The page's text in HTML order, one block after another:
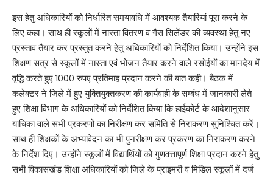
इस हेतु अधिकारियों को निर्धारित समयावधि में आवश्यक तैयारियां पूरा करने के
लिए कहा। साथ ही स्कूलों में नास्ता वितरण व गैस सिलेंडर की व्यवस्था हेतु नए
प्रस्ताव तैयार कर प्रस्तुत करने हेतु अधिकारियों को निर्देशित किया। उन्होंने इस
शिक्षण सत्र से स्कूलों में नास्ता एवं भोजन तैयार करने वाले रसोईयों का मानदेय में
वृद्धि करते हुए 1000 रुपए प्रतिमाह प्रदान करने की बात कही। बैठक में
कलेक्टर ने जिले में हुए युक्तियुक्तकरण की कार्यवाही के सम्बंध में जानकारी लेते
हुए शिक्षा विभाग के अधिकारियों को निर्देशित किया कि हाईकोर्ट के आदेशानुसार
याचिका वाले सभी प्रकरणों का निरीक्षण कर समिति से निराकरण सुनिश्चित करें।
साथ ही शिक्षकों के अभ्यावेदन का भी पुनरीक्षण कर प्रकरण का निराकरण करने
के निर्देश दिए। उन्होंने स्कूलों में विद्यार्थियों को गुणवत्तापूर्ण शिक्षा प्रदान करने हेतु
सभी विकासखंड शिक्षा अधिकारियों को जिले के प्राइमरी व मिडिल स्कूलों में दर्ज